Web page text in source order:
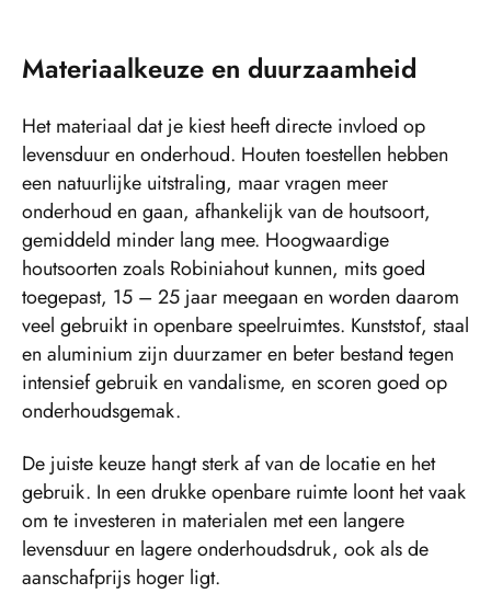
Materiaalkeuze en duurzaamheid
Het materiaal dat je kiest heeft directe invloed op
levensduur en onderhoud. Houten toestellen hebben
een natuurlijke uitstraling, maar vragen meer
onderhoud en gaan, afhankelijk van de houtsoort,
gemiddeld minder lang mee. Hoogwaardige
houtsoorten zoals Robiniahout kunnen, mits goed
toegepast, 15 – 25 jaar meegaan en worden daarom
veel gebruikt in openbare speelruimtes. Kunststof, staal
en aluminium zijn duurzamer en beter bestand tegen
intensief gebruik en vandalisme, en scoren goed op
onderhoudsgemak.
De juiste keuze hangt sterk af van de locatie en het
gebruik. In een drukke openbare ruimte loont het vaak
om te investeren in materialen met een langere
levensduur en lagere onderhoudsdruk, ook als de
aanschafprijs hoger ligt.